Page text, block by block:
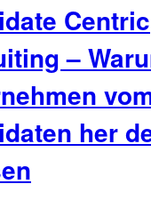
9.
Monat
unseres
agilen
Changes
das
Mindset
Centric
–
her